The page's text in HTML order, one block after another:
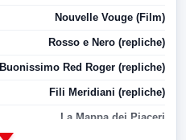
Nouvelle Vouge (Film)
Rosso e Nero (repliche)
Buonissimo Red Roger (repliche)
Fili Meridiani (repliche)
La Mappa dei Piaceri